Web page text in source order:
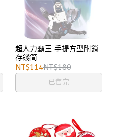
超人力霸王 手提方型附鎖
存錢筒
NT$114NT$180
已售完